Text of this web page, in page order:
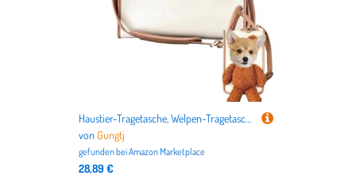
Haustier-Tragetasche, Welpen-Tragetasche, PU-Leder, multifunktionale Outdoor-Katzentaschen, atmungsaktiv, 34 x 24 x 16 cm, robustes Material, für Reisen
von Gungtj
gefunden beiAmazon Marketplace
28,89 €